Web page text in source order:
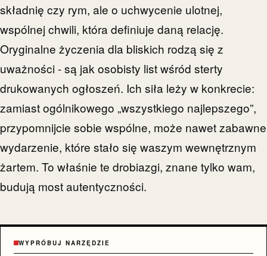
składnię czy rym, ale o uchwycenie ulotnej,
wspólnej chwili, która definiuje daną relację.
Oryginalne życzenia dla bliskich rodzą się z
uważności - są jak osobisty list wśród sterty
drukowanych ogłoszeń. Ich siła leży w konkrecie:
zamiast ogólnikowego „wszystkiego najlepszego”,
przypomnijcie sobie wspólne, może nawet zabawne
wydarzenie, które stało się waszym wewnętrznym
żartem. To właśnie te drobiazgi, znane tylko wam,
budują most autentyczności.
WYPRÓBUJ NARZĘDZIE